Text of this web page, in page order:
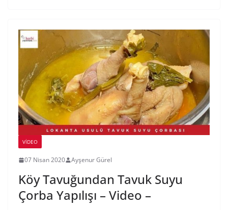
VIDEO
07 Nisan 2020 Ayşenur Gürel
Köy Tavuğundan Tavuk Suyu
Çorba Yapılışı – Video –